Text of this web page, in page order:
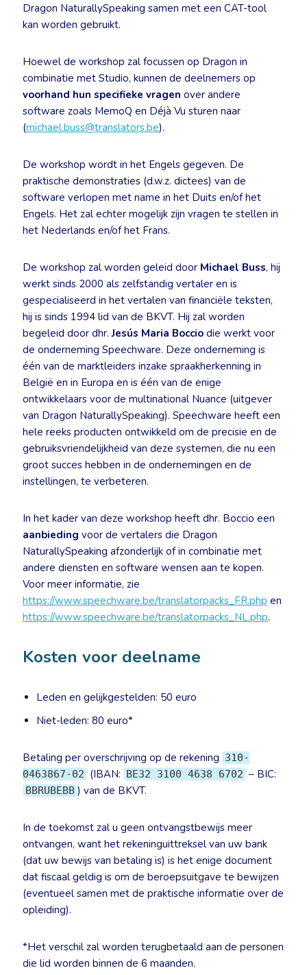
Dragon NaturallySpeaking samen met een CAT-tool
kan worden gebruikt.
Hoewel de workshop zal focussen op Dragon in
combinatie met Studio, kunnen de deelnemers op
voorhand hun specifieke vragen over andere
software zoals MemoQ en Déjà Vu sturen naar
(michael.buss@translators.be).
De workshop wordt in het Engels gegeven. De
praktische demonstraties (d.w.z. dictees) van de
software verlopen met name in het Duits en/of het
Engels. Het zal echter mogelijk zijn vragen te stellen in
het Nederlands en/of het Frans.
De workshop zal worden geleid door Michael Buss, hij
werkt sinds 2000 als zelfstandig vertaler en is
gespecialiseerd in het vertalen van financiële teksten,
hij is sinds 1994 lid van de BKVT. Hij zal worden
begeleid door dhr.Jesús Maria Boccio die werkt voor
de onderneming Speechware. Deze onderneming is
één van de marktleiders inzake spraakherkenning in
België en in Europa en is één van de enige
ontwikkelaars voor de multinational Nuance (uitgever
van Dragon NaturallySpeaking). Speechware heeft een
hele reeks producten ontwikkeld om de precisie en de
gebruiksvriendelijkheid van deze systemen, die nu een
groot succes hebben in de ondernemingen en de
instellingen, te verbeteren.
In het kader van deze workshop heeft dhr. Boccio een
aanbieding voor de vertalers die Dragon
NaturallySpeaking afzonderlijk of in combinatie met
andere diensten en software wensen aan te kopen.
Voor meer informatie, zie
https://www.speechware.be/translatorpacks_FR.php en
https://www.speechware.be/translatorpacks_NL.php.
Kosten voor deelname
Leden en gelijkgestelden: 50 euro
Niet-leden: 80 euro*
Betaling per overschrijving op de rekening 310-
0463867-02 (IBAN: BE32 3100 4638 6702 – BIC:
BBRUBEBB ) van de BKVT.
In de toekomst zal u geen ontvangstbewijs meer
ontvangen, want het rekeninguittreksel van uw bank
(dat uw bewijs van betaling is) is het enige document
dat fiscaal geldig is om de beroepsuitgave te bewijzen
(eventueel samen met de praktische informatie over de
opleiding).
*Het verschil zal worden terugbetaald aan de personen
die lid worden binnen de 6 maanden.